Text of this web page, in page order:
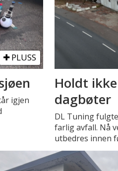
PLUSS
igjen
Holdt
dagbøter
DL Tuning
farlig avfall. Nå
utbedres innen